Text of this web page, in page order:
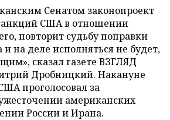
Сенатом законопроект
США в отношении
повторит судьбу поправки
на деле исполняться не будет,
сказал газете ВЗГЛЯД
Дробницкий. Накануне
проголосовал за
американских
России и Ирана.